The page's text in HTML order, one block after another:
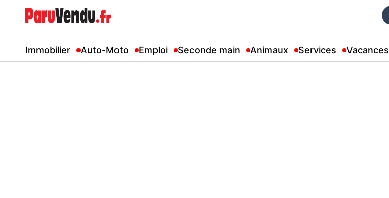
Immobilier Auto-Moto Emploi Seconde main Animaux Services Vacances